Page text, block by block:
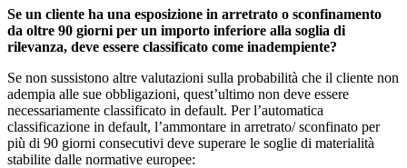
Se un cliente ha una esposizione in arretrato o sconfinamento
da oltre 90 giorni per un importo inferiore alla soglia di
rilevanza, deve essere classificato come inadempiente?
Se non sussistono altre valutazioni sulla probabilità che il cliente non
adempia alle sue obbligazioni, quest’ultimo non deve essere
necessariamente classificato in default. Per l’automatica
classificazione in default, l’ammontare in arretrato/ sconfinato per
più di 90 giorni consecutivi deve superare le soglie di materialità
stabilite dalle normative europee: